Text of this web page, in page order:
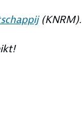
(KNRM).